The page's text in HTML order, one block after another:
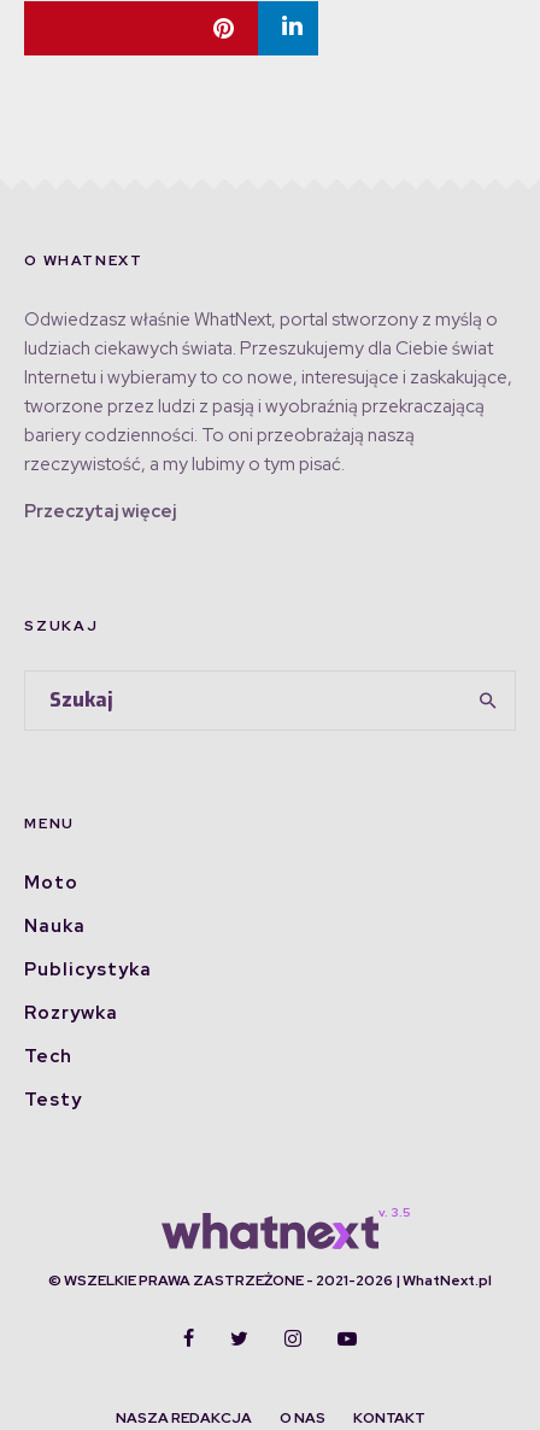
O WHATNEXT
Odwiedzasz właśnie WhatNext, portal stworzony z myślą o
ludziach ciekawych świata. Przeszukujemy dla Ciebie świat
Internetu i wybieramy to co nowe, interesujące i zaskakujące,
tworzone przez ludzi z pasją i wyobraźnią przekraczającą
bariery codzienności. To oni przeobrażają naszą
rzeczywistość, a my lubimy o tym pisać.
Przeczytaj więcej
SZUKAJ
MENU
Moto
Nauka
Publicystyka
Rozrywka
Tech
Testy
© WSZELKIE PRAWA ZASTRZEŻONE - 2021-2026 | WhatNext.pl
NASZA REDAKCJA O NAS KONTAKT